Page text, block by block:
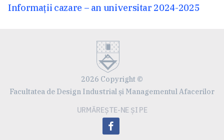
Previous
Informații cazare – an universitar 2024-2025
2026 Copyright ©
Facultatea de Design Industrial și Managementul Afacerilor
URMĂREȘTE-NE ȘI PE